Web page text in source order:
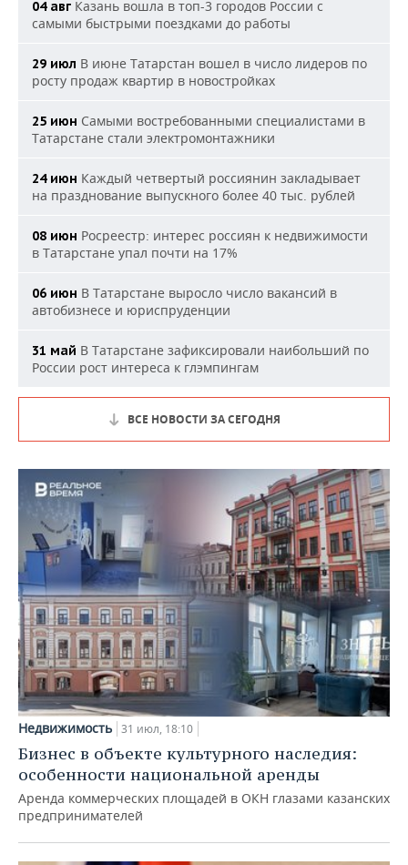
04 авг Казань вошла в топ-3 городов России с
самыми быстрыми поездками до работы
29 июл В июне Татарстан вошел в число лидеров по
росту продаж квартир в новостройках
25 июн Самыми востребованными специалистами в
Татарстане стали электромонтажники
24 июн Каждый четвертый россиянин закладывает
на празднование выпускного более 40 тыс. рублей
08 июн Росреестр: интерес россиян к недвижимости
в Татарстане упал почти на 17%
06 июн В Татарстане выросло число вакансий в
автобизнесе и юриспруденции
31 май В Татарстане зафиксировали наибольший по
России рост интереса к глэмпингам
ВСЕ НОВОСТИ ЗА СЕГОДНЯ
Недвижимость 31 июл, 18:10
Бизнес в объекте культурного наследия:
особенности национальной аренды
Аренда коммерческих площадей в ОКН глазами казанских
предпринимателей